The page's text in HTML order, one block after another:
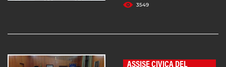
3549
ASSISE CIVICA DEL